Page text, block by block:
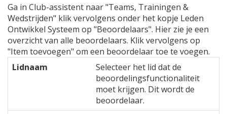
Ga in Club-assistent naar "Teams, Trainingen &
Wedstrijden" klik vervolgens onder het kopje Leden
Ontwikkel Systeem op "Beoordelaars". Hier zie je een
overzicht van alle beoordelaars. Klik vervolgens op
"Item toevoegen" om een beoordelaar toe te voegen.
Lidnaam
Selecteer het lid dat de
beoordelingsfunctionaliteit
moet krijgen. Dit wordt de
beoordelaar.